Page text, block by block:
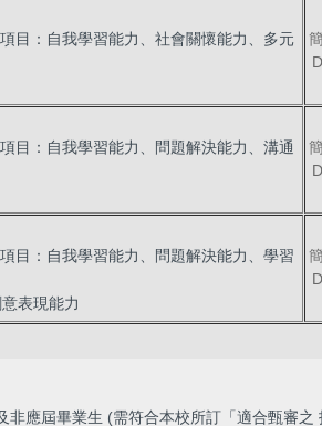
目：自我學習能力、社會關懷能力、多元
目：自我學習能力、問題解決能力、溝通
目：自我學習能力、問題解決能力、學習
表現能力
非應屆畢業生 (需符合本校所訂「適合甄審之